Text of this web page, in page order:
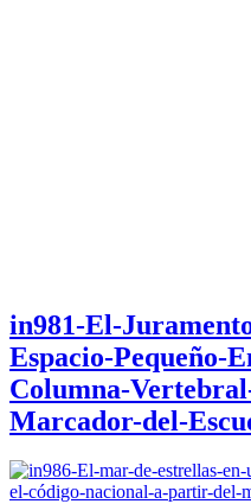
in981-El-
Espacio-Pequeño-
Columna-
Marcador-del-